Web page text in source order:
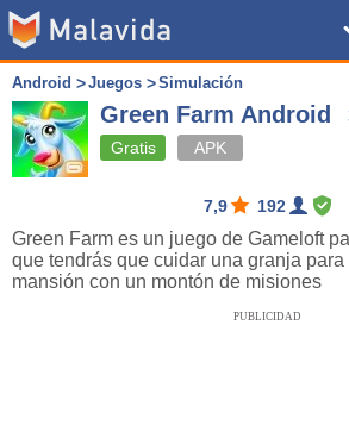
Android Juegos Simulación
Green Farm Android
Gratis APK
7,9 192
Green Farm es un juego de Gameloft
que tendrás que cuidar una granja
mansión con un montón de misiones
PUBLICIDAD